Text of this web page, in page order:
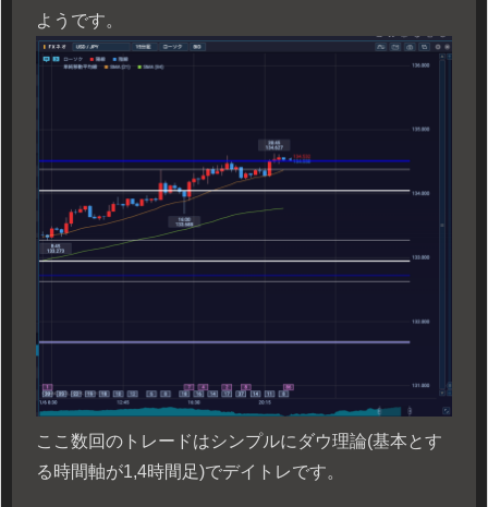
ようです。
ここ数回のトレードはシンプルにダウ理論(基本とす
る時間軸が1,4時間足)でデイトレです。